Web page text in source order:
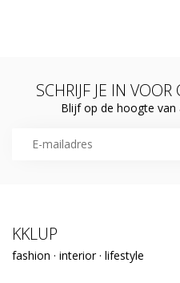
SCHRIJF JE IN
Blijf op de hoogte van
KKLUP
fashion · interior · lifestyle